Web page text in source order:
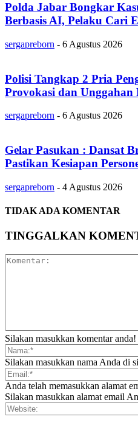
Polda Jabar Bongkar
Berbasis AI, Pelaku Cari
sergapreborn - 6 Agustus 2026
Polisi Tangkap 2 Pria
Provokasi dan Unggahan
sergapreborn - 6 Agustus 2026
Gelar Pasukan : Dansat
Pastikan Kesiapan
sergapreborn - 4 Agustus 2026
TIDAK ADA KOMENTAR
TINGGALKAN
Silakan masukkan komentar anda!
Silakan masukkan nama Anda di
Anda telah memasukkan alamat
Silakan masukkan alamat email